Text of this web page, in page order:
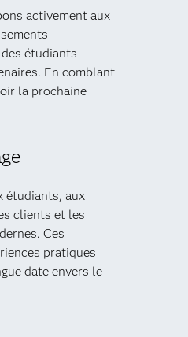
activement aux
étudiants
En comblant
la prochaine
étudiants, aux
clients et les
Ces
pratiques
date envers le